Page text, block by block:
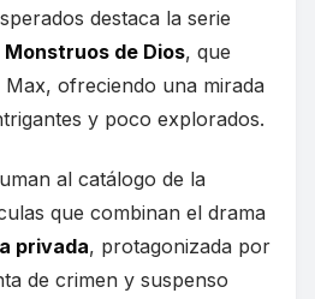
destaca la serie
Monstruos de Dios, que
Max, ofreciendo una mirada
y poco explorados.
al catálogo de la
que combinan el drama
privada, protagonizada por
de crimen y suspenso